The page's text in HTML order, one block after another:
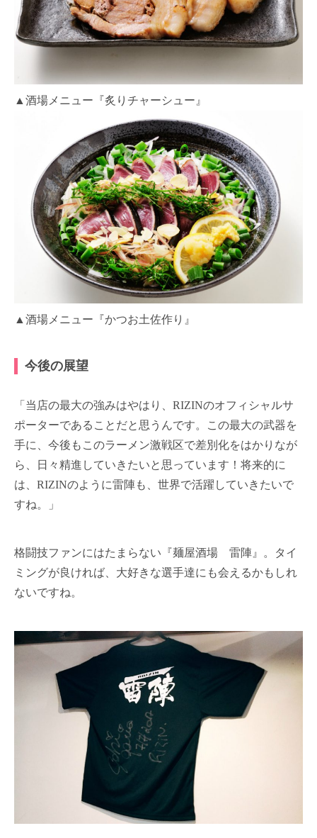
▲酒場メニュー『炙りチャーシュー』
▲酒場メニュー『かつお土佐作り』
今後の展望
「当店の最大の強みはやはり、RIZINのオフィシャルサ
ポーターであることだと思うんです。この最大の武器を
手に、今後もこのラーメン激戦区で差別化をはかりなが
ら、日々精進していきたいと思っています！将来的に
は、RIZINのように雷陣も、世界で活躍していきたいで
すね。」
格闘技ファンにはたまらない『麺屋酒場 雷陣』。タイ
ミングが良ければ、大好きな選手達にも会えるかもしれ
ないですね。